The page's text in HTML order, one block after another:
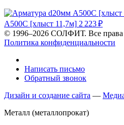
А500С [хлыст 11,7м] 2 223₽
© 1996–2026 СОЛФИТ. Все
Политика конфиденциальности
Написать письмо
Обратный звонок
Дизайн и создание сайта —
Металл (металлопрокат)